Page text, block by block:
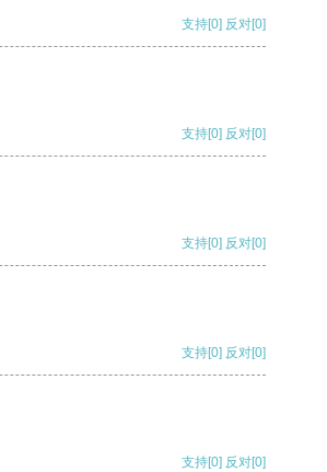
支持[0] 反对[0]
支持[0] 反对[0]
支持[0] 反对[0]
支持[0] 反对[0]
支持[0] 反对[0]